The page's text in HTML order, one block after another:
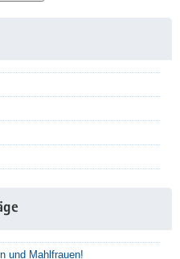
und Mahlfrauen!